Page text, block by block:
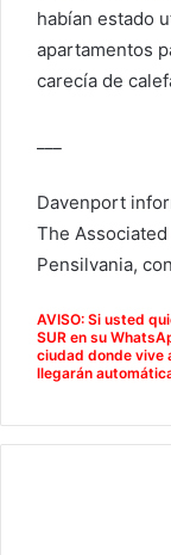
habían estado
apartamentos
carecía de
Davenport
The
Pensilvania,
AVISO: Si usted
SUR en su
ciudad donde vive
llegarán